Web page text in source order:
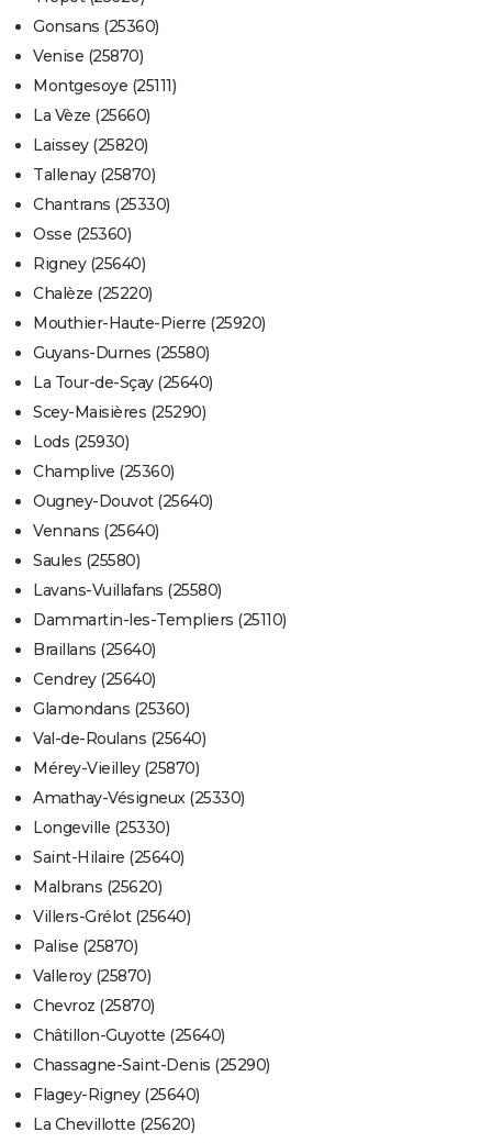
Gonsans (25360)
Venise (25870)
Montgesoye (25111)
La Vèze (25660)
Laissey (25820)
Tallenay (25870)
Chantrans (25330)
Osse (25360)
Rigney (25640)
Chalèze (25220)
Mouthier-Haute-Pierre (25920)
Guyans-Durnes (25580)
La Tour-de-Sçay (25640)
Scey-Maisières (25290)
Lods (25930)
Champlive (25360)
Ougney-Douvot (25640)
Vennans (25640)
Saules (25580)
Lavans-Vuillafans (25580)
Dammartin-les-Templiers (25110)
Braillans (25640)
Cendrey (25640)
Glamondans (25360)
Val-de-Roulans (25640)
Mérey-Vieilley (25870)
Amathay-Vésigneux (25330)
Longeville (25330)
Saint-Hilaire (25640)
Malbrans (25620)
Villers-Grélot (25640)
Palise (25870)
Valleroy (25870)
Chevroz (25870)
Châtillon-Guyotte (25640)
Chassagne-Saint-Denis (25290)
Flagey-Rigney (25640)
La Chevillotte (25620)